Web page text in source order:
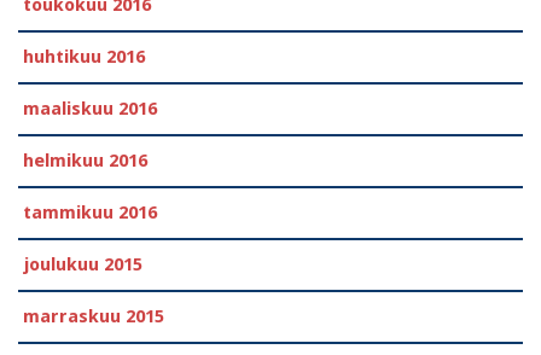
toukokuu 2016
huhtikuu 2016
maaliskuu 2016
helmikuu 2016
tammikuu 2016
joulukuu 2015
marraskuu 2015